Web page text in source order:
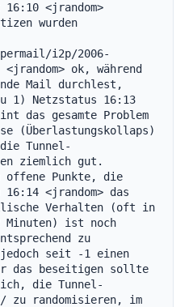
<jrandom>
wurden
i2p/2006-
ok, während
Mail durchlest,
1) Netzstatus 16:13
das gesamte Problem
(Überlastungskollaps)
Tunnel-
ziemlich gut.
offene Punkte, die
<jrandom> das
Verhalten (oft in
Minuten) ist noch
zu
seit -1 einen
das beseitigen sollte
die Tunnel-
zu randomisieren, im